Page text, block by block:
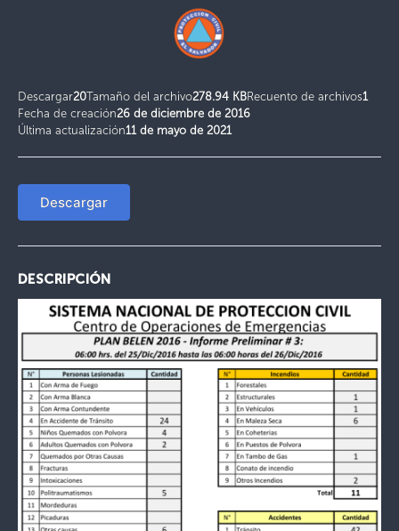
Descargar20Tamaño del archivo278.94 KBRecuento de archivos1
Fecha de creación26 de diciembre de 2016
Última actualización11 de mayo de 2021
Descargar
DESCRIPCIÓN